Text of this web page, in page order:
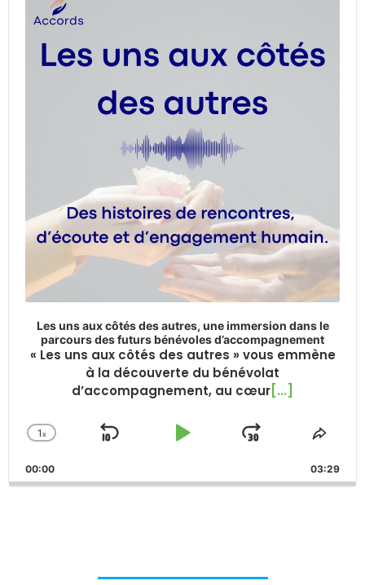
Les uns aux côtés des autres, une immersion dans le
parcours des futurs bénévoles d’accompagnement
« Les uns aux côtés des autres » vous emmène
à la découverte du bénévolat
d’accompagnement, au cœur [...]
Change
Rate
1x
Skip
Play
Jump
Forward
Share
00:00 03:29